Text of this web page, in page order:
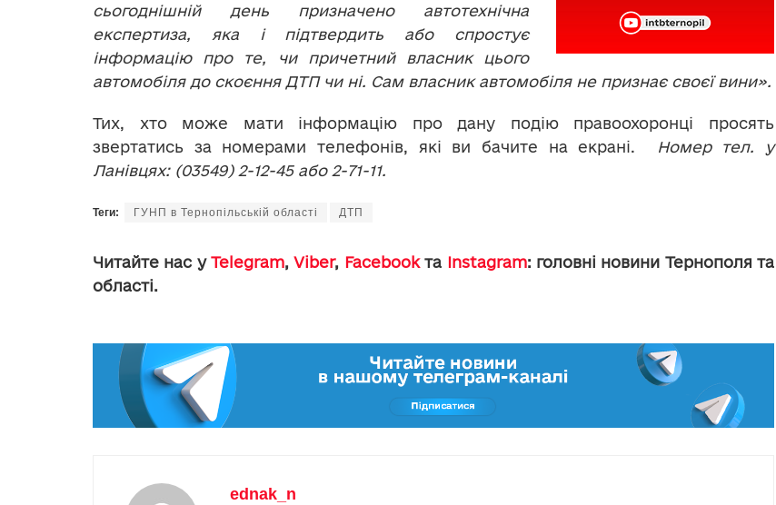
сьогоднішній день призначено автотехнічна
експертиза, яка і підтвердить або спростує
інформацію про те, чи причетний власник цього
автомобіля до скоєння ДТП чи ні. Сам власник автомобіля не признає своєї вини».
Тих, хто може мати інформацію про дану подію правоохоронці просять
звертатись за номерами телефонів, які ви бачите на екрані.
Номер тел. у
Ланівцях:(03549) 2-12-45 або 2-71-11.
Теги: ГУНП в Тернопільській області ДТП
Читайте нас уTelegram,Viber, Facebookта Instagram: головні новини Тернополя та
області.
ednak_n